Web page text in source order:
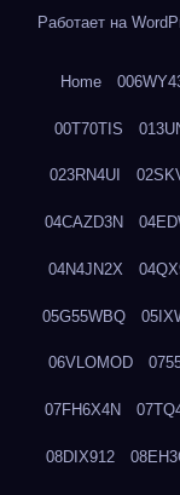
Работает на
Home
00T70TIS
023RN4UI
04CAZD3N
04N4JN2X
05G55WBQ
06VLOMOD
07FH6X4N
08DIX912